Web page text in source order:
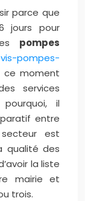
parce que
jours pour
pompes
pompes-
ce moment
services
il
entre
est
qualité des
la liste
mairie et
trois.